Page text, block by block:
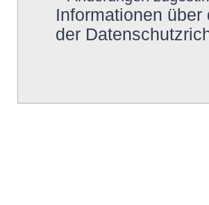
Informationen
der